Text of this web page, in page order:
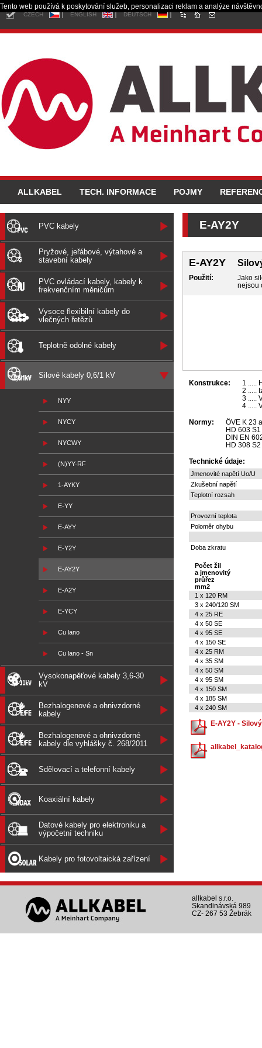
CZECH ENGLISH DEUTSCH
ALLKABEL TECH. INFORMACE POJMY
PVC kabely
Pryžové, jeřábové, výtahové a
stavební kabely
PVC ovládací kabely, kabely k
frekvenčním měničům
Vysoce flexibilní kabely do
vlečných řetězů
Teplotně odolné kabely
Silové kabely 0,6/1 kV
NYY
NYCY
NYCWY
(N)YY-RF
1-AYKY
E-YY
E-AYY
E-Y2Y
E-AY2Y
E-A2Y
E-YCY
Cu lano
Cu lano - Sn
Vysokonapěťové kabely 3,6-30
kV
Bezhalogenové a ohnivzdorné
kabely
Bezhalogenové a ohnivzdorné
kabely dle vyhlášky č. 268/2011
Sdělovací a telefonní kabely
Koaxiální kabely
Datové kabely pro elektroniku a
výpočetní techniku
Kabely pro fotovoltaická zařízení
E-AY2Y
E-AY2Y
Použití:
Jako
nejsou
Konstrukce:
1 .....
2 .....
3 .....
4 .....
Normy:
ÖVE K 23
HD 603 S1
DIN EN
HD 308
Technické údaje:
Jmenovité napětí Uo/U
Zkušební napětí
Teplotní rozsah
Provozní teplota
Poloměr ohybu
Doba zkratu
Počet žil
a jmenovitý
průřez
mm2
1 x 120 RM
3 x 240/120 SM
4 x 25 RE
4 x 50 SE
4 x 95 SE
4 x 150 SE
4 x 25 RM
4 x 35 SM
4 x 50 SM
4 x 95 SM
4 x 150 SM
4 x 185 SM
4 x 240 SM
E-AY2Y -
allkabel s.r.o.
Skandinávská 989
CZ- 267 53 Žebrák
Tento web používá k poskytování služeb, personalizaci reklam a analýze